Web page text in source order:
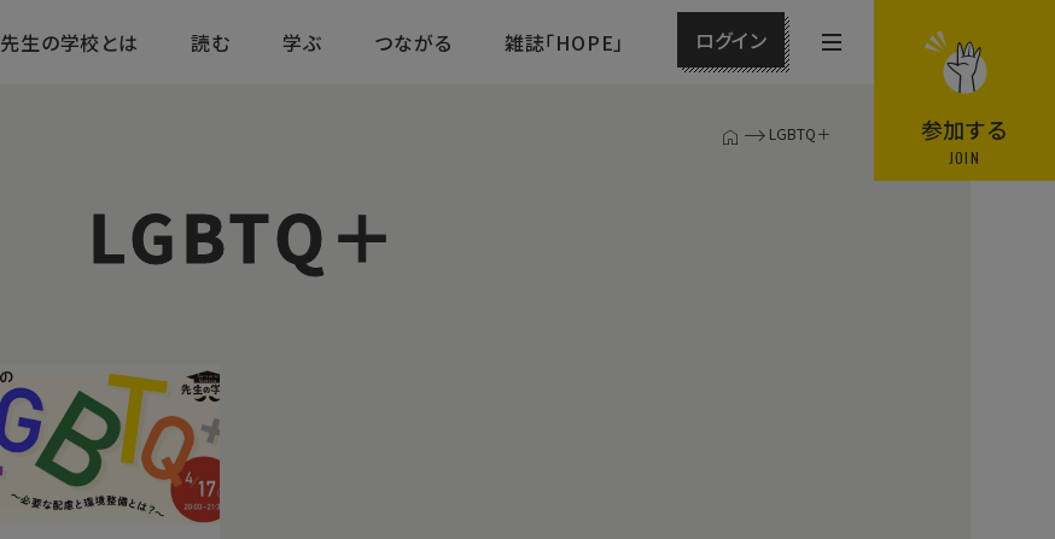
先生の学校とは 読む 学ぶ つながる 雑誌「HOPE」 ログイン
メ
ュ
参加する
JOIN
T
LGBTQ＋
LGBTQ＋